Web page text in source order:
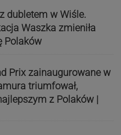
dubletem w Wiśle.
Waszka zmieniła
Polaków
Prix zainaugurowane w
triumfował,
z Polaków |